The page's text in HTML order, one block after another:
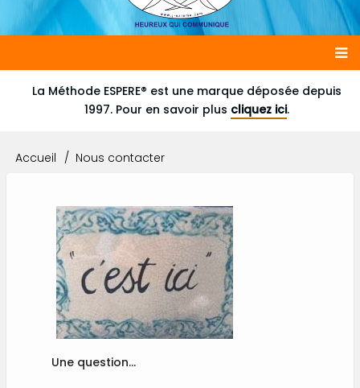
Main
navigation
La Méthode ESPERE® est une marque déposée depuis
1997. Pour en savoir plus cliquez ici.
FilAccueil Nous contacter
Une question...